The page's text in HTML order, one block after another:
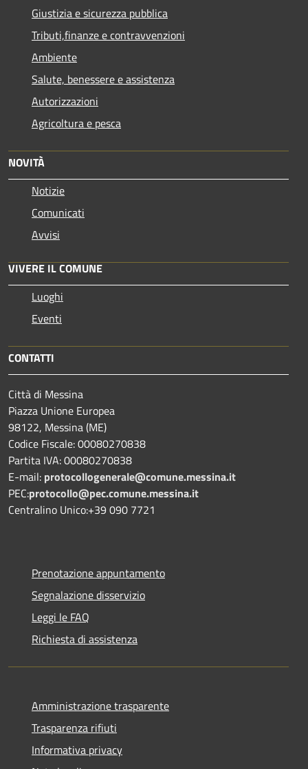
Giustizia e sicurezza pubblica
Tributi,finanze e contravvenzioni
Ambiente
Salute, benessere e assistenza
Autorizzazioni
Agricoltura e pesca
NOVITÀ
Notizie
Comunicati
Avvisi
VIVERE IL COMUNE
Luoghi
Eventi
CONTATTI
Città di Messina
Piazza Unione Europea
98122, Messina (ME)
Codice Fiscale: 00080270838
Partita IVA: 00080270838
E-mail: protocollogenerale@comune.messina.it
PEC:protocollo@pec.comune.messina.it
Centralino Unico:+39 090 7721
Prenotazione appuntamento
Segnalazione disservizio
Leggi le FAQ
Richiesta di assistenza
Amministrazione trasparente
Trasparenza rifiuti
Informativa privacy